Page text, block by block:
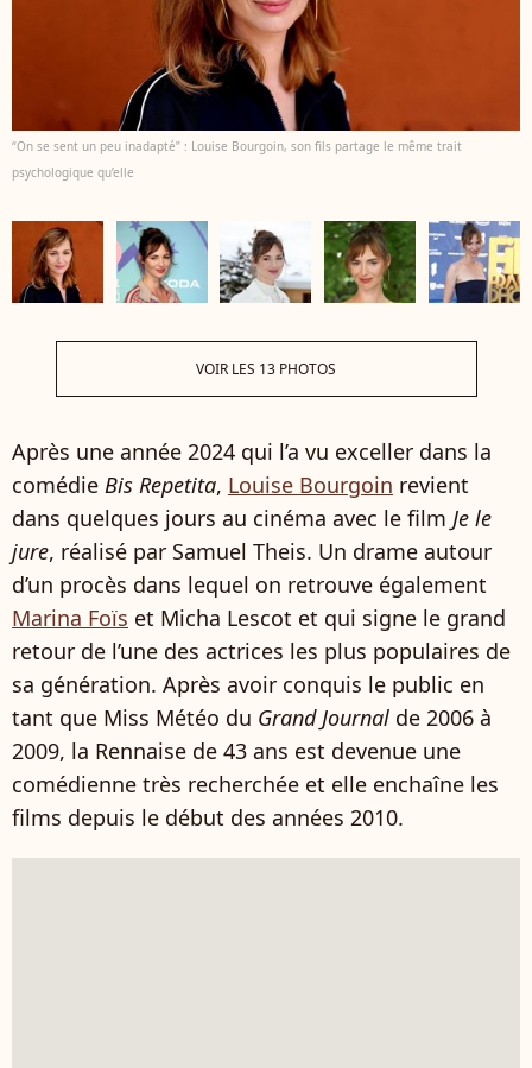
“On se sent un peu inadapté” : Louise Bourgoin, son fils partage le même trait
psychologique qu’elle
VOIR LES 13 PHOTOS
Après une année 2024 qui l’a vu exceller dans la
comédie Bis Repetita, Louise Bourgoin revient
dans quelques jours au cinéma avec le film Je le
jure, réalisé par Samuel Theis. Un drame autour
d’un procès dans lequel on retrouve également
Marina Foïs et Micha Lescot et qui signe le grand
retour de l’une des actrices les plus populaires de
sa génération. Après avoir conquis le public en
tant que Miss Météo du Grand Journal de 2006 à
2009, la Rennaise de 43 ans est devenue une
comédienne très recherchée et elle enchaîne les
films depuis le début des années 2010.